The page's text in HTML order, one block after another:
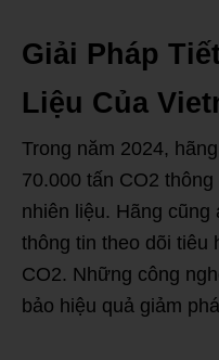
Giải Pháp
Liệu Của
Trong năm 2024,
70.000 tấn CO2
nhiên liệu. Hãng cũng
thông tin theo dõi tiêu
CO2. Những công
bảo hiệu quả giảm